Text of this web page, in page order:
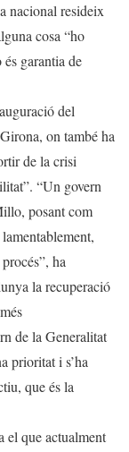
nacional resideix
cosa “ho
garantia de
del
on també ha
de la crisi
“Un govern
posant com
ha
la recuperació
de la Generalitat
prioritat i s’ha
que és la
el que actualment